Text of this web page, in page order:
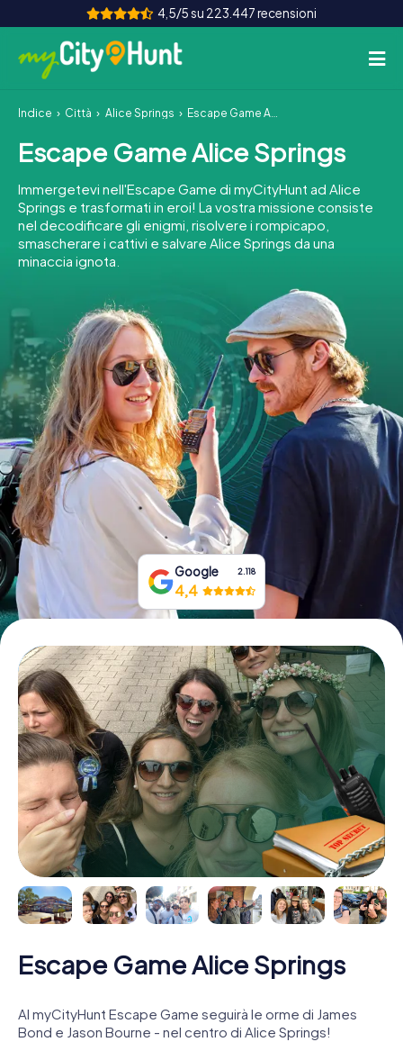
4,5/5 su 223.447 recensioni
Come funziona
Città
Tour
Team Building
INT AT CH
DE
ES
FR UK
IE
IT
NL
Prenota Biglietti
Acquista i Voucher
Indice Città Alice Springs Escape Game Alice Springs
Escape Game Alice Springs
Immergetevi nell'Escape Game di myCityHunt ad Alice
Springs e trasformati in eroi! La vostra missione consiste
nel decodificare gli enigmi, risolvere i rompicapo,
smascherare i cattivi e salvare Alice Springs da una
minaccia ignota.
Google 2.118
4,4
Escape Game Alice Springs
Al myCityHunt Escape Game seguirà le orme di James
Bond e Jason Bourne - nel centro di Alice Springs!